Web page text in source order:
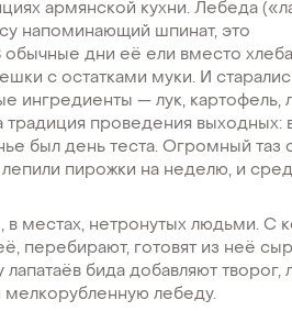
армянской кухни. Лебеда
напоминающий шпинат, это
дни её ели вместо
с остатками муки. И
ингредиенты — лук, картофель,
проведения выходных:
был день теста. Огромный таз
пирожки на неделю, и
местах, нетронутых людьми. С
перебирают, готовят из неё
бида добавляют творог,
мелкорубленную лебеду.